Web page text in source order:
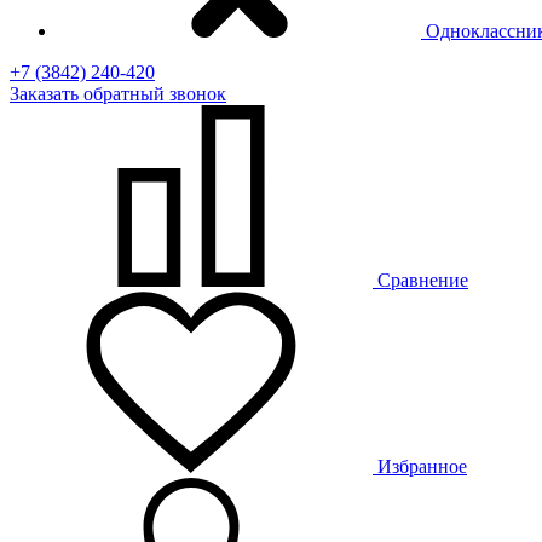
+7 (3842) 240-420
Заказать обратный звонок
Сравнение
Избранное